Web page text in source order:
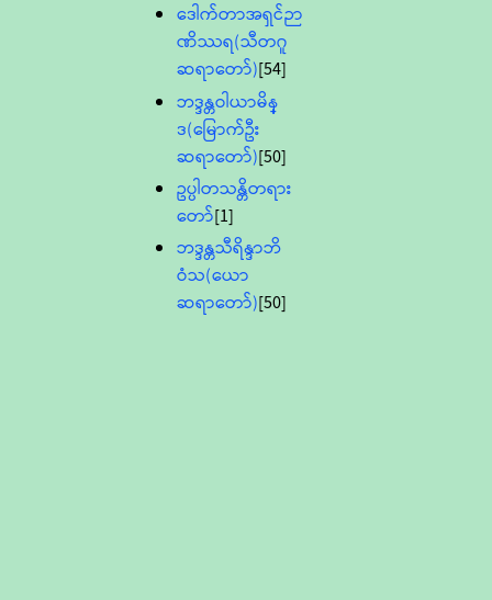
ဒေါက်တာအရှင်ဉာ
ဏိဿရ(သီတဂူ
ဆရာတော်)[54]
ဘဒ္ဒန္တဝါယာမိန္
ဒ(မြောက်ဦး
ဆရာတော်)[50]
ဥပ္ပါတသန္တိတရား
တော်[1]
ဘဒ္ဒန္တသီရိန္ဒာဘိ
ဝံသ(ယော
ဆရာတော်)[50]